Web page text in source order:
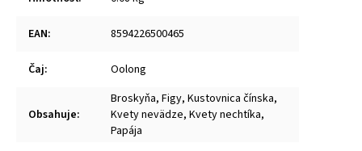
EAN: 8594226500465
Čaj: Oolong
Obsahuje:
Broskyňa, Figy, Kustovnica čínska,
Kvety nevädze, Kvety nechtíka,
Papája